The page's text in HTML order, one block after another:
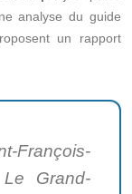
analyse du guide
un rapport
François-
Grand-